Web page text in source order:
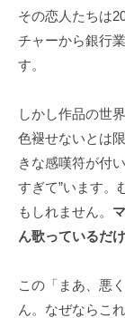
その恋人たちは
チャーから銀行
す。
しかし作品の世
色褪せないとは
きな感嘆符が付
すぎて”います。
もしれません。
ん歌っているだ
この「まあ、悪
ん。なぜならこ